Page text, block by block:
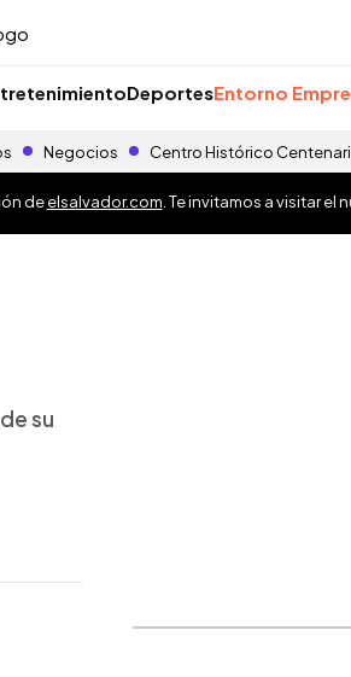
DeportesEntorno
Negocios Centro Histórico
deelsalvador.com . Te invitamos a visitar
su